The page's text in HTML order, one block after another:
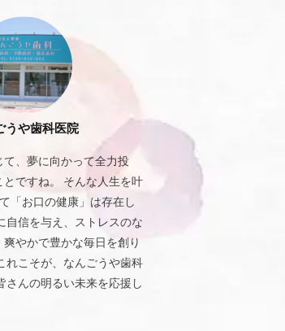
うや歯科医院
て、夢に向かって全力投
ですね。 そんな人生を叶
「お口の健康」は存在し
自信を与え、ストレスのな
やかで豊かな毎日を創り
れこそが、なんごうや歯科
さんの明るい未来を応援し